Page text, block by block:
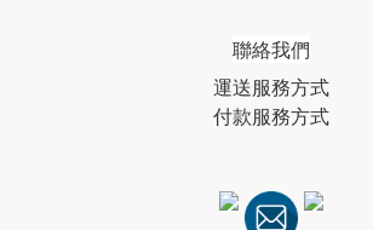
聯絡我們
運送服務方式
付款服務方式